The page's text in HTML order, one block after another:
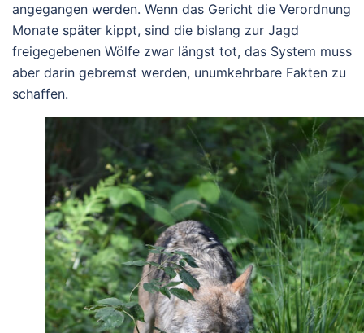
angegangen werden. Wenn das Gericht die Verordnung
Monate später kippt, sind die bislang zur Jagd
freigegebenen Wölfe zwar längst tot, das System muss
aber darin gebremst werden, unumkehrbare Fakten zu
schaffen.